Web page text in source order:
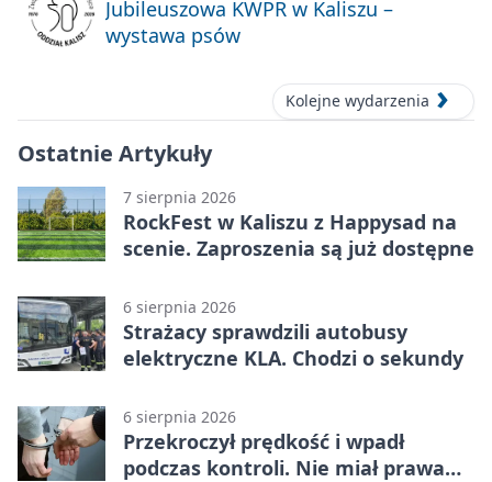
Jubileuszowa KWPR w Kaliszu –
wystawa psów
Kolejne wydarzenia
Ostatnie Artykuły
7 sierpnia 2026
RockFest w Kaliszu z Happysad na
scenie. Zaproszenia są już dostępne
6 sierpnia 2026
Strażacy sprawdzili autobusy
elektryczne KLA. Chodzi o sekundy
6 sierpnia 2026
Przekroczył prędkość i wpadł
podczas kontroli. Nie miał prawa